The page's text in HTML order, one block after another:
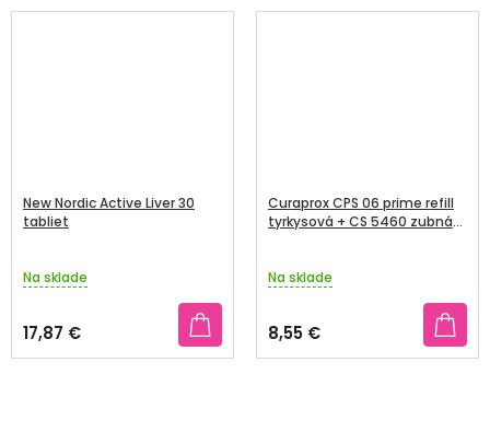
New Nordic Active Liver 30
tabliet
Na sklade
17,87 €
Curaprox CPS 06 prime refill
tyrkysová + CS 5460 zubná
Na sklade
8,55 €